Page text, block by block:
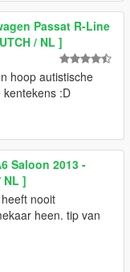
Passat R-Line
/ NL ]
hoop autistische
:D
Saloon 2013 -
NL ]
nooit
heen. tip van